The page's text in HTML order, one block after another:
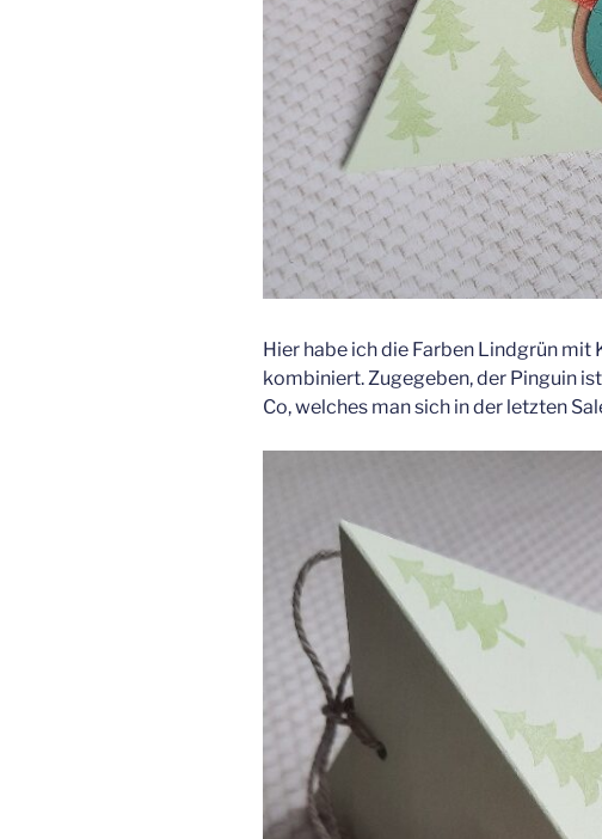
Hier habe ich die Farben Lindgrün
kombiniert. Zugegeben, der Pinguin
Co, welches man sich in der letzten